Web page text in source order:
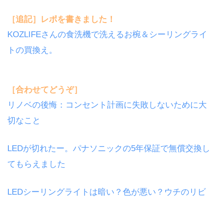
［追記］レポを書きました！
KOZLIFEさんの食洗機で洗えるお椀＆シーリングライ
トの買換え。
［合わせてどうぞ］
リノベの後悔：コンセント計画に失敗しないために大
切なこと
LEDが切れたー。パナソニックの5年保証で無償交換し
てもらえました
LEDシーリングライトは暗い？色が悪い？ウチのリビ